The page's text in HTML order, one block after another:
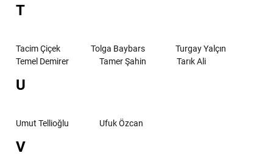
T
Tacim Çiçek Tolga Baybars
Turgay Yalçın
Temel Demirer
Tamer Şahin Tarık Ali
U
Umut Tellioğlu Ufuk Özcan
V